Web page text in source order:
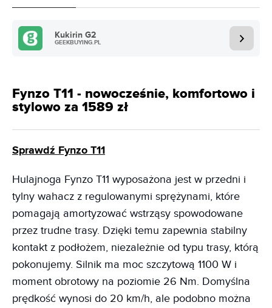
Kukirin G2
GEEKBUYING.PL
Fynzo T11 - nowocześnie, komfortowo i
stylowo za 1589 zł
Sprawdź Fynzo T11
Hulajnoga Fynzo T11 wyposażona jest w przedni i
tylny wahacz z regulowanymi sprężynami, które
pomagają amortyzować wstrząsy spowodowane
przez trudne trasy. Dzięki temu zapewnia stabilny
kontakt z podłożem, niezależnie od typu trasy, którą
pokonujemy. Silnik ma moc szczytową 1100 W i
moment obrotowy na poziomie 26 Nm. Domyślna
prędkość wynosi do 20 km/h, ale podobno można